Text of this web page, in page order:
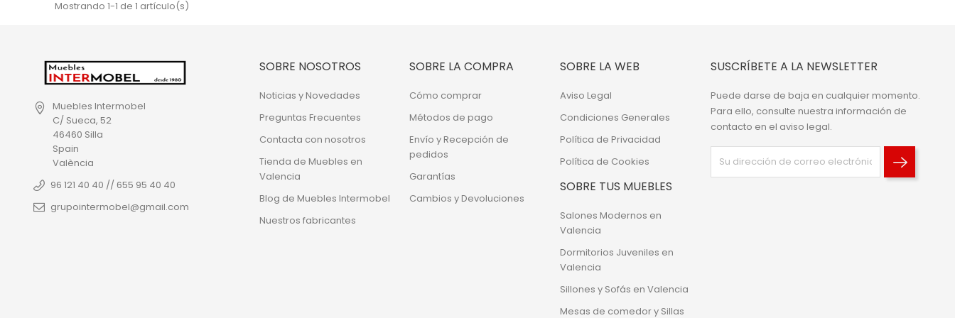
Mostrando 1-1 de 1 artículo(s)
Muebles Intermobel
C/ Sueca, 52
46460 Silla
Spain
València
96 121 40 40 // 655 95 40 40
grupointermobel@gmail.com
SOBRE NOSOTROS
Noticias y Novedades
Preguntas Frecuentes
Contacta con nosotros
Tienda de Muebles en
Valencia
Blog de Muebles Intermobel
Nuestros fabricantes
SOBRE LA COMPRA
Cómo comprar
Métodos de pago
Envío y Recepción de
pedidos
Garantías
Cambios y Devoluciones
SOBRE LA WEB
Aviso Legal
Condiciones Generales
Política de Privacidad
Política de Cookies
SOBRE TUS MUEBLES
Salones Modernos en
Valencia
Dormitorios Juveniles en
Valencia
Sillones y Sofás en Valencia
Mesas de comedor y Sillas
SUSCRÍBETE A LA NEWSLETTER
Puede darse de baja en cualquier momento.
Para ello, consulte nuestra información de
contacto en el aviso legal.